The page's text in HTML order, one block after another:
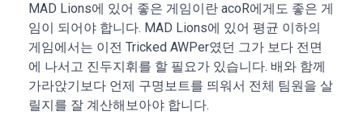
MAD Lions에 있어 좋은 게임이란 acoR에게도 좋은 게
임이 되어야 합니다. MAD Lions에 있어 평균 이하의
게임에서는 이전 Tricked AWPer였던 그가 보다 전면
에 나서고 진두지휘를 할 필요가 있습니다. 배와 함께
가라앉기보다 언제 구명보트를 띄워서 전체 팀원을 살
릴지를 잘 계산해보아야 합니다.